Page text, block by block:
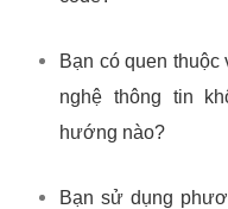
Bạn có quen
nghệ thông tin
hướng nào?
Bạn sử dụng